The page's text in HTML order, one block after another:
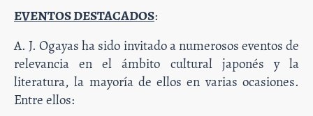
EVENTOS DESTACADOS:
A. J. Ogayas ha sido invitado a numerosos eventos de
relevancia en el ámbito cultural japonés y la
literatura, la mayoría de ellos en varias ocasiones.
Entre ellos: